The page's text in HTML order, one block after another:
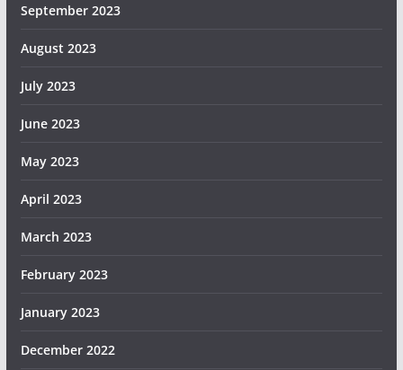
September 2023
August 2023
July 2023
June 2023
May 2023
April 2023
March 2023
February 2023
January 2023
December 2022